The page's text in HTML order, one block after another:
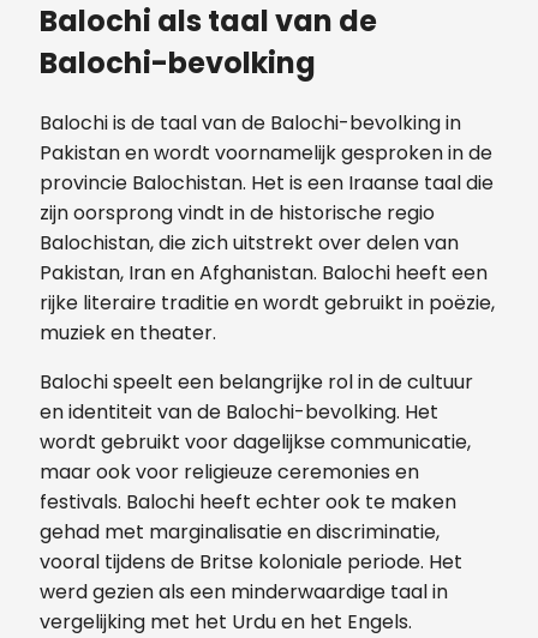
Balochi als taal van de
Balochi-bevolking
Balochi is de taal van de Balochi-bevolking in
Pakistan en wordt voornamelijk gesproken in de
provincie Balochistan. Het is een Iraanse taal die
zijn oorsprong vindt in de historische regio
Balochistan, die zich uitstrekt over delen van
Pakistan, Iran en Afghanistan. Balochi heeft een
rijke literaire traditie en wordt gebruikt in poëzie,
muziek en theater.
Balochi speelt een belangrijke rol in de cultuur
en identiteit van de Balochi-bevolking. Het
wordt gebruikt voor dagelijkse communicatie,
maar ook voor religieuze ceremonies en
festivals. Balochi heeft echter ook te maken
gehad met marginalisatie en discriminatie,
vooral tijdens de Britse koloniale periode. Het
werd gezien als een minderwaardige taal in
vergelijking met het Urdu en het Engels.